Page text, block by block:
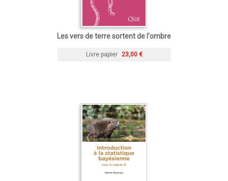
Les vers de terre sortent de l'ombre
Livre papier 23,00 €